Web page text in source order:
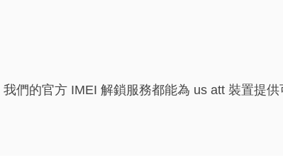
們的官方 IMEI 解鎖服務都能為 us att 裝置提供